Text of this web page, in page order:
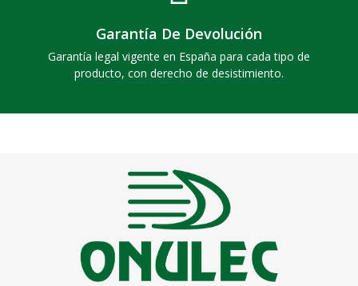
Garantía De Devolución
Garantía legal vigente en España para cada tipo de
producto, con derecho de desistimiento.